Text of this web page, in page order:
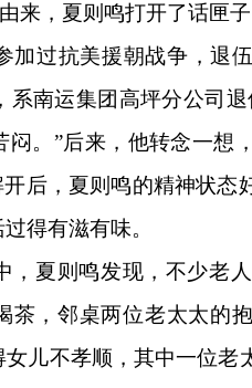
来，夏则鸣打开了话匣
过抗美援朝战争，退
，系南运集团高坪分公司
闷。”后来，他转念一想
后，夏则鸣的精神状态
得有滋有味。
夏则鸣发现，不少老人
茶，邻桌两位老太太的
儿不孝顺，其中一位老